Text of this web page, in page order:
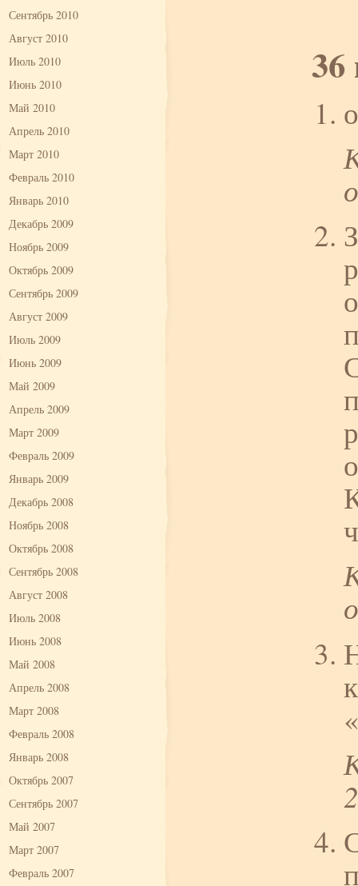
Сентябрь 2010
Август 2010
Июль 2010
Июнь 2010
Май 2010
Апрель 2010
Март 2010
Февраль 2010
Январь 2010
Декабрь 2009
Ноябрь 2009
Октябрь 2009
Сентябрь 2009
Август 2009
Июль 2009
Июнь 2009
Май 2009
Апрель 2009
Март 2009
Февраль 2009
Январь 2009
Декабрь 2008
Ноябрь 2008
Октябрь 2008
Сентябрь 2008
Август 2008
Июль 2008
Июнь 2008
Май 2008
Апрель 2008
Март 2008
Февраль 2008
Январь 2008
Октябрь 2007
Сентябрь 2007
Май 2007
Март 2007
Февраль 2007
36